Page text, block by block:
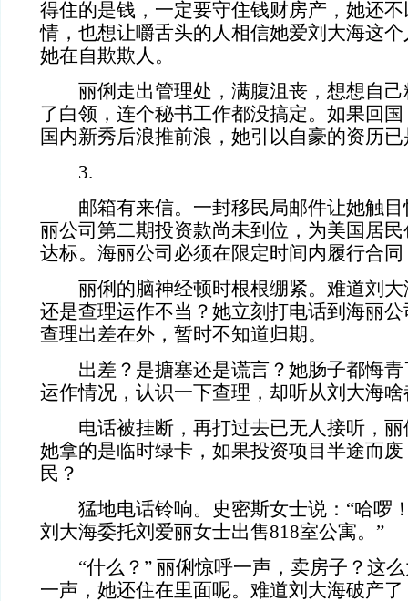
得住的是钱，一定要守住钱财房产，她还
情，也想让嚼舌头的人相信她爱刘大海这
她在自欺欺人。
丽俐走出管理处，满腹沮丧，想想自己
了白领，连个秘书工作都没搞定。如果回
国内新秀后浪推前浪，她引以自豪的资历
3.
邮箱有来信。一封移民局邮件让她触目
丽公司第二期投资款尚未到位，为美国居
达标。海丽公司必须在限定时间内履行合
丽俐的脑神经顿时根根绷紧。难道刘大
还是查理运作不当？她立刻打电话到海丽
查理出差在外，暂时不知道归期。
出差？是搪塞还是谎言？她肠子都悔青
运作情况，认识一下查理，却听从刘大海
电话被挂断，再打过去已无人接听，丽
她拿的是临时绿卡，如果投资项目半途而
民？
猛地电话铃响。史密斯女士说：“哈啰
刘大海委托刘爱丽女士出售818室公寓。”
“什么？” 丽俐惊呼一声，卖房子？这么
一声，她还住在里面呢。难道刘大海破产